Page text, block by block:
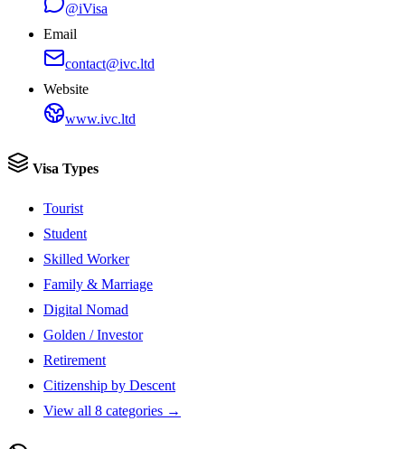
@iVisa
Email
contact@ivc.ltd
Website
www.ivc.ltd
Visa Types
Tourist
Student
Skilled Worker
Family & Marriage
Digital Nomad
Golden / Investor
Retirement
Citizenship by Descent
View all 8 categories →